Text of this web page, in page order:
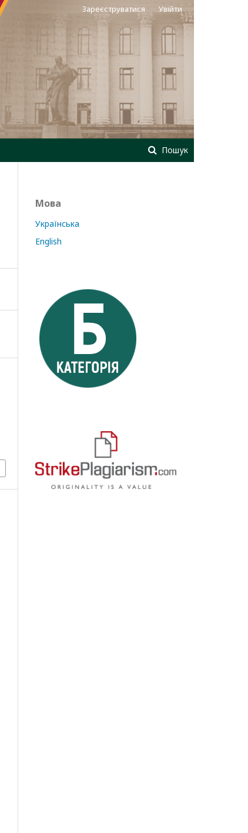
Пошук
Зареєструватися Увійти
Мова
Українська
English